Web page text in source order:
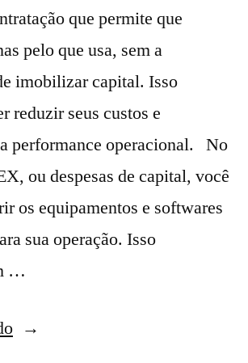
que permite que
pelo que usa, sem a
imobilizar capital. Isso
reduzir seus custos e
performance operacional. No
ou despesas de capital, você
os equipamentos e softwares
sua operação. Isso
…